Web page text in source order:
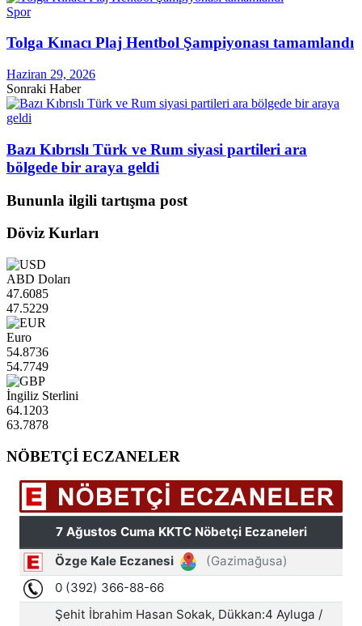
Spor
Tolga Kınacı Plaj Hentbol Şampiyonası tamamlandı
Haziran 29, 2026
Sonraki Haber
Bazı Kıbrıslı Türk ve Rum siyasi partileri ara
bölgede bir araya geldi
Bununla ilgili tartışma post
Döviz Kurları
ABD Doları
47.6085
47.5229
Euro
54.8736
54.7749
İngiliz Sterlini
64.1203
63.7878
NÖBETÇİ ECZANELER